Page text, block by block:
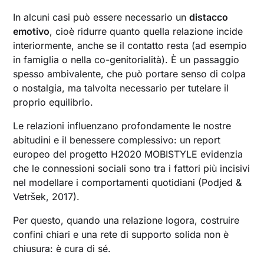
In alcuni casi può essere necessario undistacco
emotivo, cioè ridurre quanto quella relazione incide
interiormente, anche se il contatto resta (ad esempio
in famiglia o nella co-genitorialità). È un passaggio
spesso ambivalente, che può portare senso di colpa
o nostalgia, ma talvolta necessario per tutelare il
proprio equilibrio.
Le relazioni influenzano profondamente le nostre
abitudini e il benessere complessivo: un report
europeo del progetto H2020 MOBISTYLE evidenzia
che le connessioni sociali sono tra i fattori più incisivi
nel modellare i comportamenti quotidiani (Podjed &
Vetršek, 2017).
Per questo, quando una relazione logora, costruire
confini chiari e una rete di supporto solida non è
chiusura: è cura di sé.